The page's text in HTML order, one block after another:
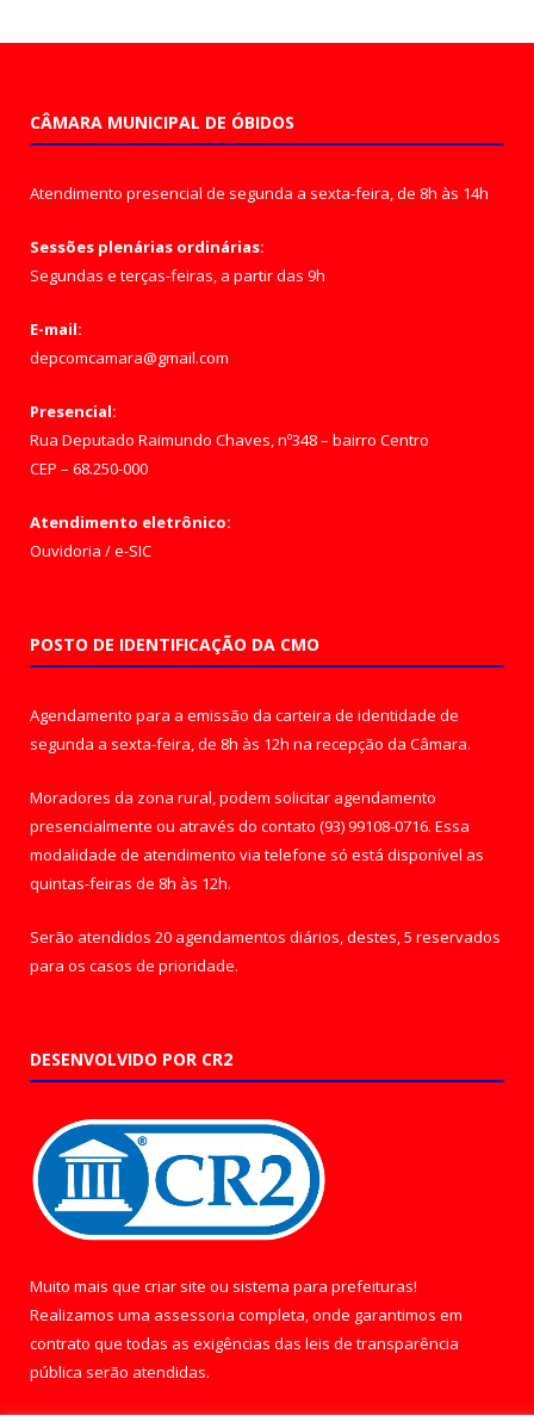
CÂMARA MUNICIPAL DE ÓBIDOS
Atendimento presencial de segunda a sexta-feira, de 8h às 14h
Sessões plenárias ordinárias:
Segundas e terças-feiras, a partir das 9h
E-mail:
depcomcamara@gmail.com
Presencial:
Rua Deputado Raimundo Chaves, nº348 – bairro Centro
CEP – 68.250-000
Atendimento eletrônico:
Ouvidoria /e-SIC
POSTO DE IDENTIFICAÇÃO DA CMO
Agendamento para a emissão da carteira de identidade de
segunda a sexta-feira, de 8h às 12h na recepção da Câmara.
Moradores da zona rural, podem solicitar agendamento
presencialmente ou através do contato (93) 99108-0716. Essa
modalidade de atendimento via telefone só está disponível as
quintas-feiras de 8h às 12h.
Serão atendidos 20 agendamentos diários, destes, 5 reservados
para os casos de prioridade.
DESENVOLVIDO POR CR2
Muito mais que criar site ou sistema para prefeituras!
Realizamos uma assessoria completa, onde garantimos em
contrato que todas as exigências das leis de transparência
pública serão atendidas.